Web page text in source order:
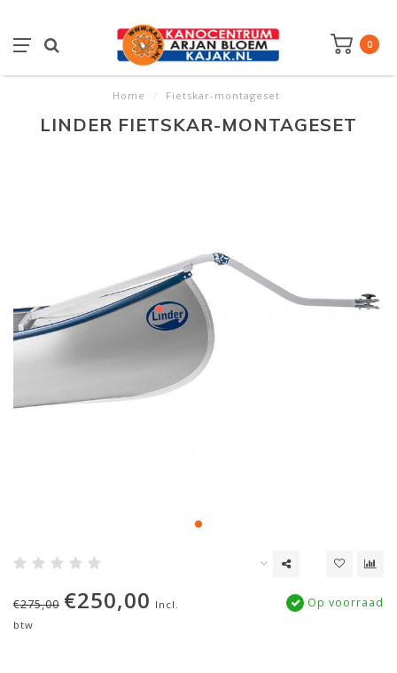
0
Home / Fietskar-montageset
LINDER FIETSKAR-MONTAGESET
€275,00 €250,00 Incl.
btw
Op voorraad